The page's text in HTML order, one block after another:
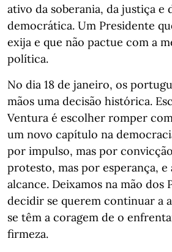
ativo da soberania, da justiça e
democrática. Um Presidente
exija e que não pactue com a
política.
No dia 18 de janeiro, os
mãos uma decisão histórica.
Ventura é escolher romper
um novo capítulo na
por impulso, mas por
protesto, mas por esperança, e
alcance. Deixamos na mão dos
decidir se querem continuar a
se têm a coragem de o
firmeza.